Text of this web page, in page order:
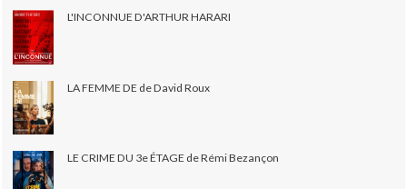
L'INCONNUE D'ARTHUR HARARI
LA FEMME DE de David Roux
LE CRIME DU 3e ÉTAGE de Rémi Bezançon